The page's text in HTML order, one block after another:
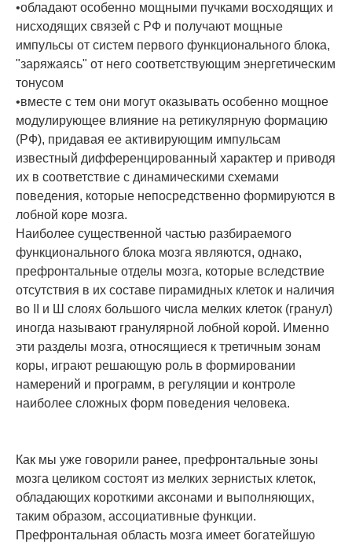
•обладают особенно мощными пучками восходящих и
нисходящих связей с РФ и получают мощные
импульсы от систем первого функционального блока,
"заряжаясь" от него соответствующим энергетическим
тонусом
•вместе с тем они могут оказывать особенно мощное
модулирующее влияние на ретикулярную формацию
(РФ), придавая ее активирующим импульсам
известный дифференцированный характер и приводя
их в соответствие с динамическими схемами
поведения, которые непосредственно формируются в
лобной коре мозга.
Наиболее существенной частью разбираемого
функционального блока мозга являются, однако,
префронтальные отделы мозга, которые вследствие
отсутствия в их составе пирамидных клеток и наличия
во II и Ш слоях большого числа мелких клеток (гранул)
иногда называют гранулярной лобной корой. Именно
эти разделы мозга, относящиеся к третичным зонам
коры, играют решающую роль в формировании
намерений и программ, в регуляции и контроле
наиболее сложных форм поведения человека.
Как мы уже говорили ранее, префронтальные зоны
мозга целиком состоят из мелких зернистых клеток,
обладающих короткими аксонами и выполняющих,
таким образом, ассоциативные функции.
Префронтальная область мозга имеет богатейшую